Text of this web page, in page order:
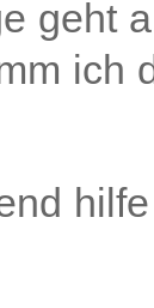
geht
ich
hilfe